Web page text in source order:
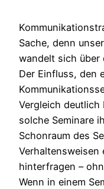
Sache, denn
wandelt sich über
Der Einfluss, den
Vergleich
solche Seminare
Schonraum des
Verhaltensweisen
hinterfragen –
Wenn in einem